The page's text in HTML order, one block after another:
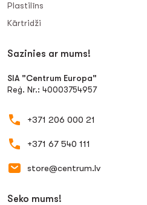
Plastilīns
Kārtridži
Sazinies ar mums!
SIA "Centrum Europa"
Reģ. Nr.: 40003754957
+371 206 000 21
+371 67 540 111
store@centrum.lv
Seko mums!